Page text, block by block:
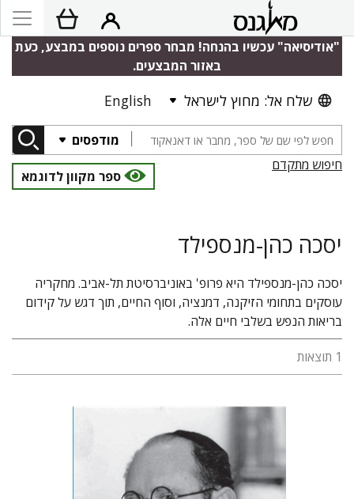
"אודיסיאה" עכשיו בהנחה! מבחר ספרים נוספים במבצע, כעת
באזור המבצעים.
שלח אל: מחוץ לישראל English
מודפסים
חיפוש מתקדם
ספר מקוון לדוגמא
יסכה כהן-מנספילד
יסכה כהן-מנספילד היא פרופ' באוניברסיטת תל-אביב. מחקריה
עוסקים בתחומי הזיקנה, דמנציה, וסוף החיים, תוך דגש על קידום
בריאות הנפש בשלבי חיים אלה.
1 תוצאות
אברהם הלוי פרנקל
יסכה כהן-מנספילד
יאיר ליאל
שאולה פרנקל